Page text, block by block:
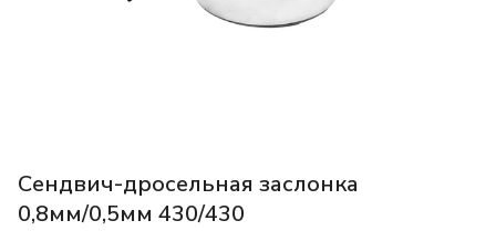
Сендвич-дросельная заслонка
0,8мм/0,5мм 430/430